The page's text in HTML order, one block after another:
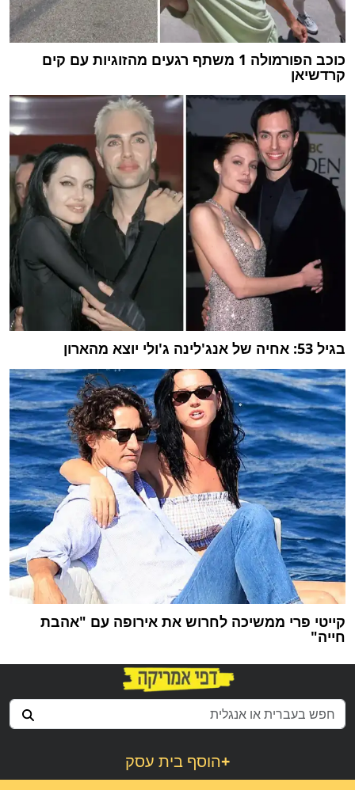
כוכב הפורמולה 1 משתף רגעים מהזוגיות עם קים
קרדשיאן
בגיל 53: אחיה של אנג'לינה ג'ולי יוצא מהארון
קייטי פרי ממשיכה לחרוש את אירופה עם "אהבת
חייה"
הוסף בית עסק+